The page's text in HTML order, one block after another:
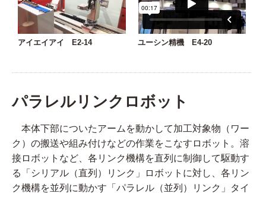
アイエイアイ E2-14 ユーシン精機 E4-20
パラレルリンクロボット
本体下部についたアームを動かして加工対象物（ワー
ク）の搬送や組み付けなどの作業をこなすロボット。溶
接ロボットなど、各リンク機構を直列に制御して駆動す
る「シリアル（直列）リンク」ロボットに対し、各リン
ク機構を並列に動かす「パラレル（並列）リンク」タイ